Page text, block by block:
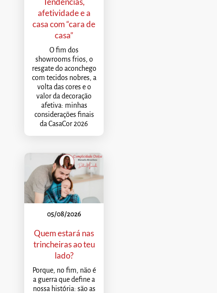
afetividade e a
casa com “cara de
casa”
O fim dos
showrooms frios, o
resgate do aconchego
com tecidos nobres, a
volta das cores e o
valor da decoração
afetiva: minhas
considerações finais
da CasaCor 2026
05/08/2026
Quem estará nas
trincheiras ao teu
lado?
Porque, no fim, não é
a guerra que define a
nossa história: são as